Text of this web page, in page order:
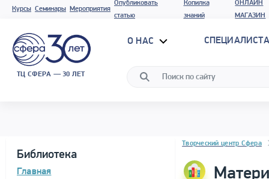
Курсы Семинары Мероприятия
Опубликовать
статью
Копилка
знаний
ОНЛАЙН
МАГАЗИН
ТЦ СФЕРА — 30 ЛЕТ
О НАС
Библиотека
Главная
Блок новостей
Творческий центр Сфера